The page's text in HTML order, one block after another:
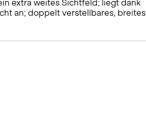
extra weites Sichtfeld; liegt dank
an; doppelt verstellbares, breites